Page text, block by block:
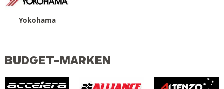
Yokohama
BUDGET-MARKEN